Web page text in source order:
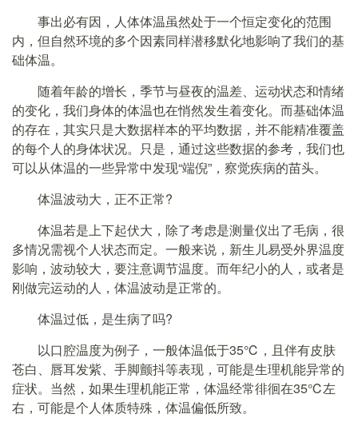
事出必有因，人体体温虽然处于一个恒定变化的范围
内，但自然环境的多个因素同样潜移默化地影响了我们的基
础体温。
随着年龄的增长，季节与昼夜的温差、运动状态和情绪
的变化，我们身体的体温也在悄然发生着变化。而基础体温
的存在，其实只是大数据样本的平均数据，并不能精准覆盖
的每个人的身体状况。只是，通过这些数据的参考，我们也
可以从体温的一些异常中发现“端倪”，察觉疾病的苗头。
体温波动大，正不正常?
体温若是上下起伏大，除了考虑是测量仪出了毛病，很
多情况需视个人状态而定。一般来说，新生儿易受外界温度
影响，波动较大，要注意调节温度。而年纪小的人，或者是
刚做完运动的人，体温波动是正常的。
体温过低，是生病了吗?
以口腔温度为例子，一般体温低于35℃，且伴有皮肤
苍白、唇耳发紫、手脚颤抖等表现，可能是生理机能异常的
症状。当然，如果生理机能正常，体温经常徘徊在35℃左
右，可能是个人体质特殊，体温偏低所致。